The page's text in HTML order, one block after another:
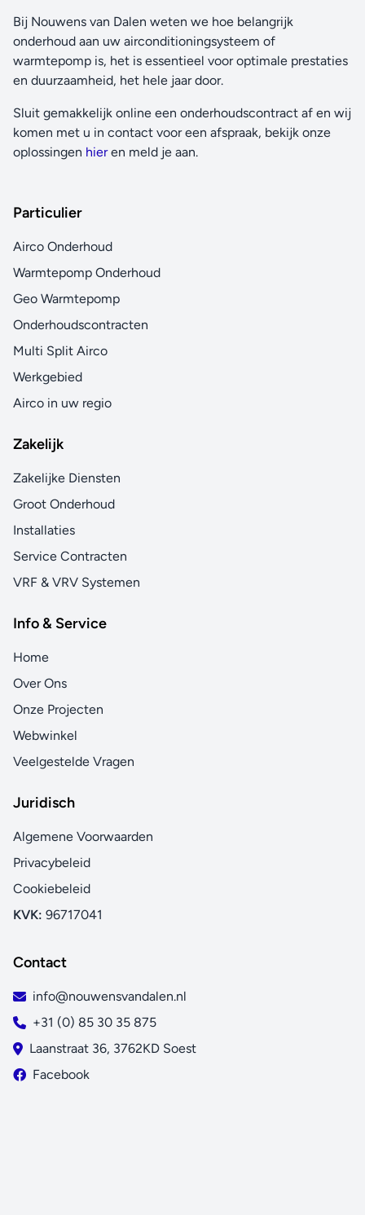
Bij Nouwens van Dalen weten we hoe belangrijk
onderhoud aan uw airconditioningsysteem of
warmtepomp is, het is essentieel voor optimale prestaties
en duurzaamheid, het hele jaar door.
Sluit gemakkelijk online een onderhoudscontract af en wij
komen met u in contact voor een afspraak, bekijk onze
oplossingen hieren meld je aan.
Particulier
Airco Onderhoud
Warmtepomp Onderhoud
Geo Warmtepomp
Onderhoudscontracten
Multi Split Airco
Werkgebied
Airco in uw regio
Zakelijk
Zakelijke Diensten
Groot Onderhoud
Installaties
Service Contracten
VRF & VRV Systemen
Info & Service
Home
Over Ons
Onze Projecten
Webwinkel
Veelgestelde Vragen
Juridisch
Algemene Voorwaarden
Privacybeleid
Cookiebeleid
KVK: 96717041
Contact
info@nouwensvandalen.nl
+31 (0) 85 30 35 875
Laanstraat 36, 3762KD Soest
Facebook